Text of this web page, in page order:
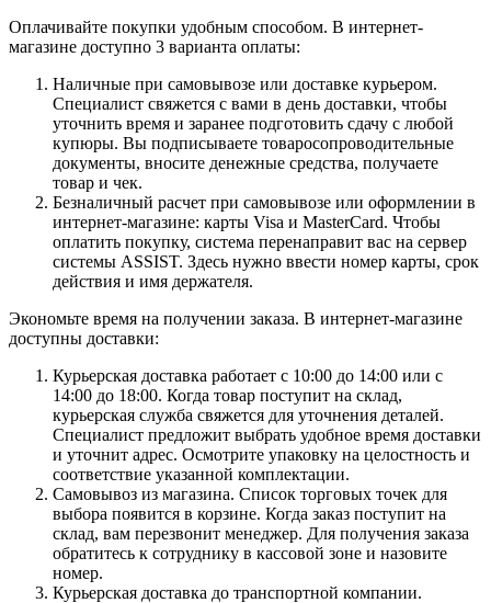
Оплачивайте покупки удобным способом. В интернет-
магазине доступно 3 варианта оплаты:
Наличные при самовывозе или доставке курьером.
Специалист свяжется с вами в день доставки, чтобы
уточнить время и заранее подготовить сдачу с любой
купюры. Вы подписываете товаросопроводительные
документы, вносите денежные средства, получаете
товар и чек.
Безналичный расчет при самовывозе или оформлении в
интернет-магазине: карты Visa и MasterCard. Чтобы
оплатить покупку, система перенаправит вас на сервер
системы ASSIST. Здесь нужно ввести номер карты, срок
действия и имя держателя.
Экономьте время на получении заказа. В интернет-магазине
доступны доставки:
Курьерская доставка работает с 10:00 до 14:00 или с
14:00 до 18:00. Когда товар поступит на склад,
курьерская служба свяжется для уточнения деталей.
Специалист предложит выбрать удобное время доставки
и уточнит адрес. Осмотрите упаковку на целостность и
соответствие указанной комплектации.
Самовывоз из магазина. Список торговых точек для
выбора появится в корзине. Когда заказ поступит на
склад, вам перезвонит менеджер. Для получения заказа
обратитесь к сотруднику в кассовой зоне и назовите
номер.
Курьерская доставка до транспортной компании.